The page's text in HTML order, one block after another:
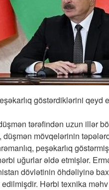
göstərdiklərini qeyd
tərəfindən uzun illər
düşmən mövqelərinin
peşəkarlıq
uğurlar əldə etmişlər.
dövlətinin öhdəliyinə
Hərbi texnika məhv